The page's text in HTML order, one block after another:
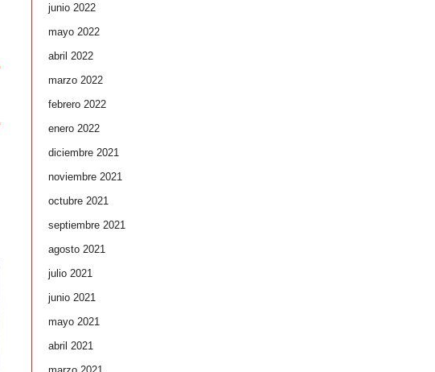
junio 2022
mayo 2022
abril 2022
marzo 2022
febrero 2022
enero 2022
diciembre 2021
noviembre 2021
octubre 2021
septiembre 2021
agosto 2021
julio 2021
junio 2021
mayo 2021
abril 2021